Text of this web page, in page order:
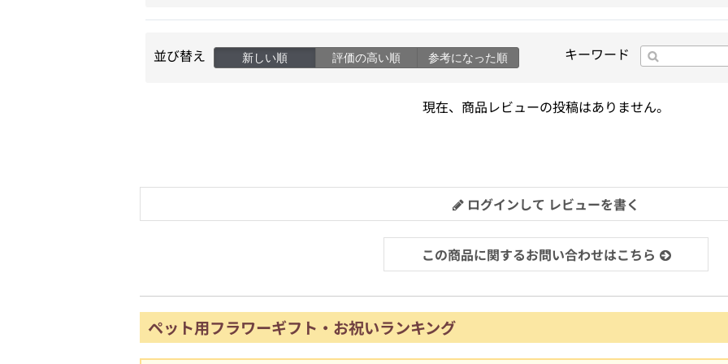
並び替え 新しい順 評価の高い順 参考になった順 キーワード
現在、商品レビューの投稿はありません。
ログインして レビューを書く
この商品に関するお問い合わせはこちら
ペット用フラワーギフト・お祝いランキング